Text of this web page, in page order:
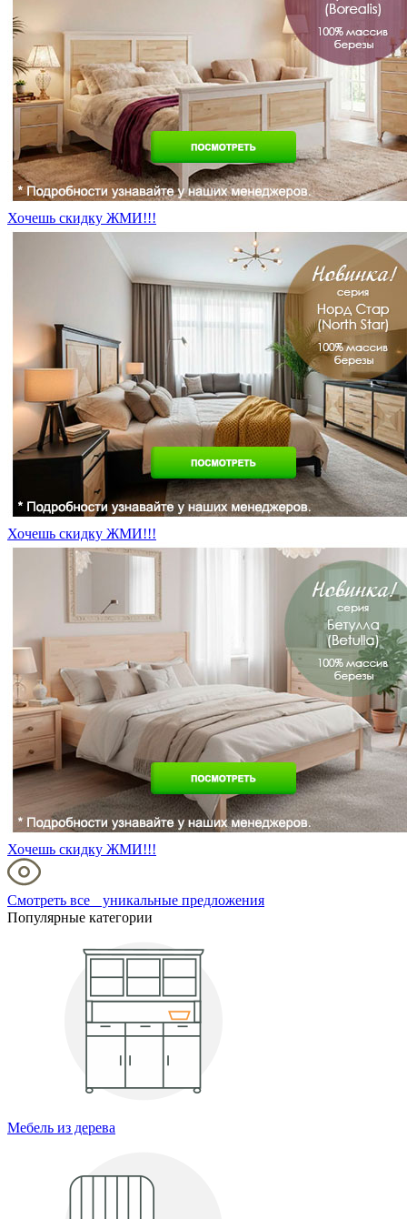
Хочешь скидку ЖМИ!!!
Хочешь скидку ЖМИ!!!
Хочешь скидку ЖМИ!!!
Смотреть все уникальные предложения
Популярные категории
Мебель из дерева